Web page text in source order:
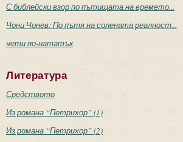
С библейски взор по пътищата на времето...
Чони Чонев: По пътя на солената реалност...
чети по-нататък
Литература
Средството
Из романа “Петрихор” (1)
Из романа “Петрихор” (2)